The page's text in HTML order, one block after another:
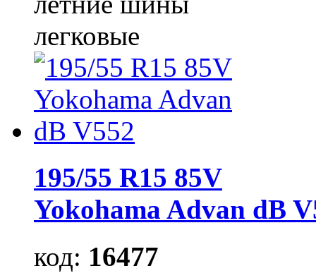
легковые
195/55 R15 85V
Yokohama Advan dB
код: 16477